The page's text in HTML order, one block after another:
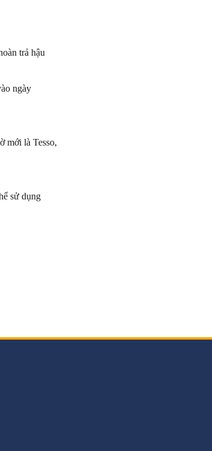
trả hậu
ngày
mới là Tesso,
sử dụng